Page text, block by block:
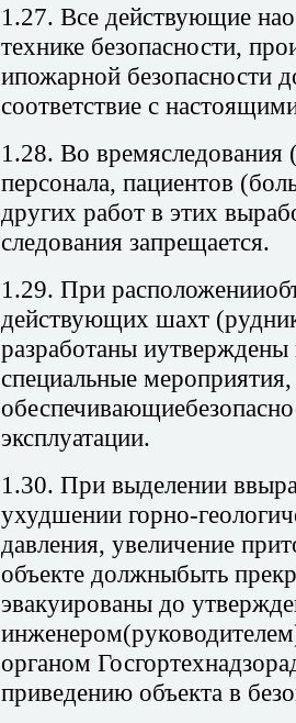
1.27. Все действующие
технике безопасности,
ипожарной безопасности
соответствие с
1.28. Во времяследования
персонала, пациентов
других работ в этих
следования запрещается.
1.29. При
действующих шахт
разработаны
специальные мероприятия,
эксплуатации.
1.30. При выделении
ухудшении горно-
давления, увеличение
объекте должныбыть
эвакуированы до
органом
приведению объекта в